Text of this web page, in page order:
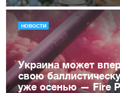
НОВОСТИ
Украина может
свою
уже осенью — Fire